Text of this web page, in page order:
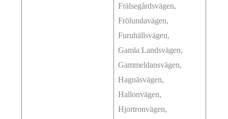
Frälsegårdsvägen,
Frölundavägen,
Furuhällsvägen,
Gamla Landsvägen,
Gammeldansvägen,
Hagnäsvägen,
Hallonvägen,
Hjortronvägen,